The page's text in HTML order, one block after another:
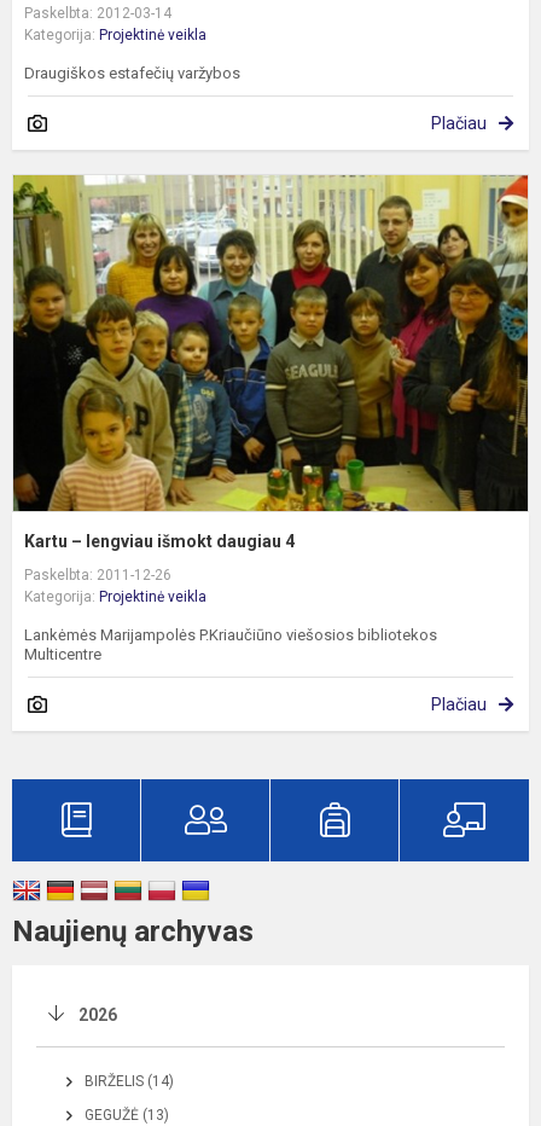
Paskelbta: 2012-03-14
Kategorija: Projektinė veikla
Draugiškos estafečių varžybos
Plačiau
Kartu – lengviau išmokt daugiau 4
Paskelbta: 2011-12-26
Kategorija: Projektinė veikla
Lankėmės Marijampolės P.Kriaučiūno viešosios bibliotekos
Multicentre
Plačiau
Naujienų archyvas
2026
BIRŽELIS (14)
GEGUŽĖ (13)